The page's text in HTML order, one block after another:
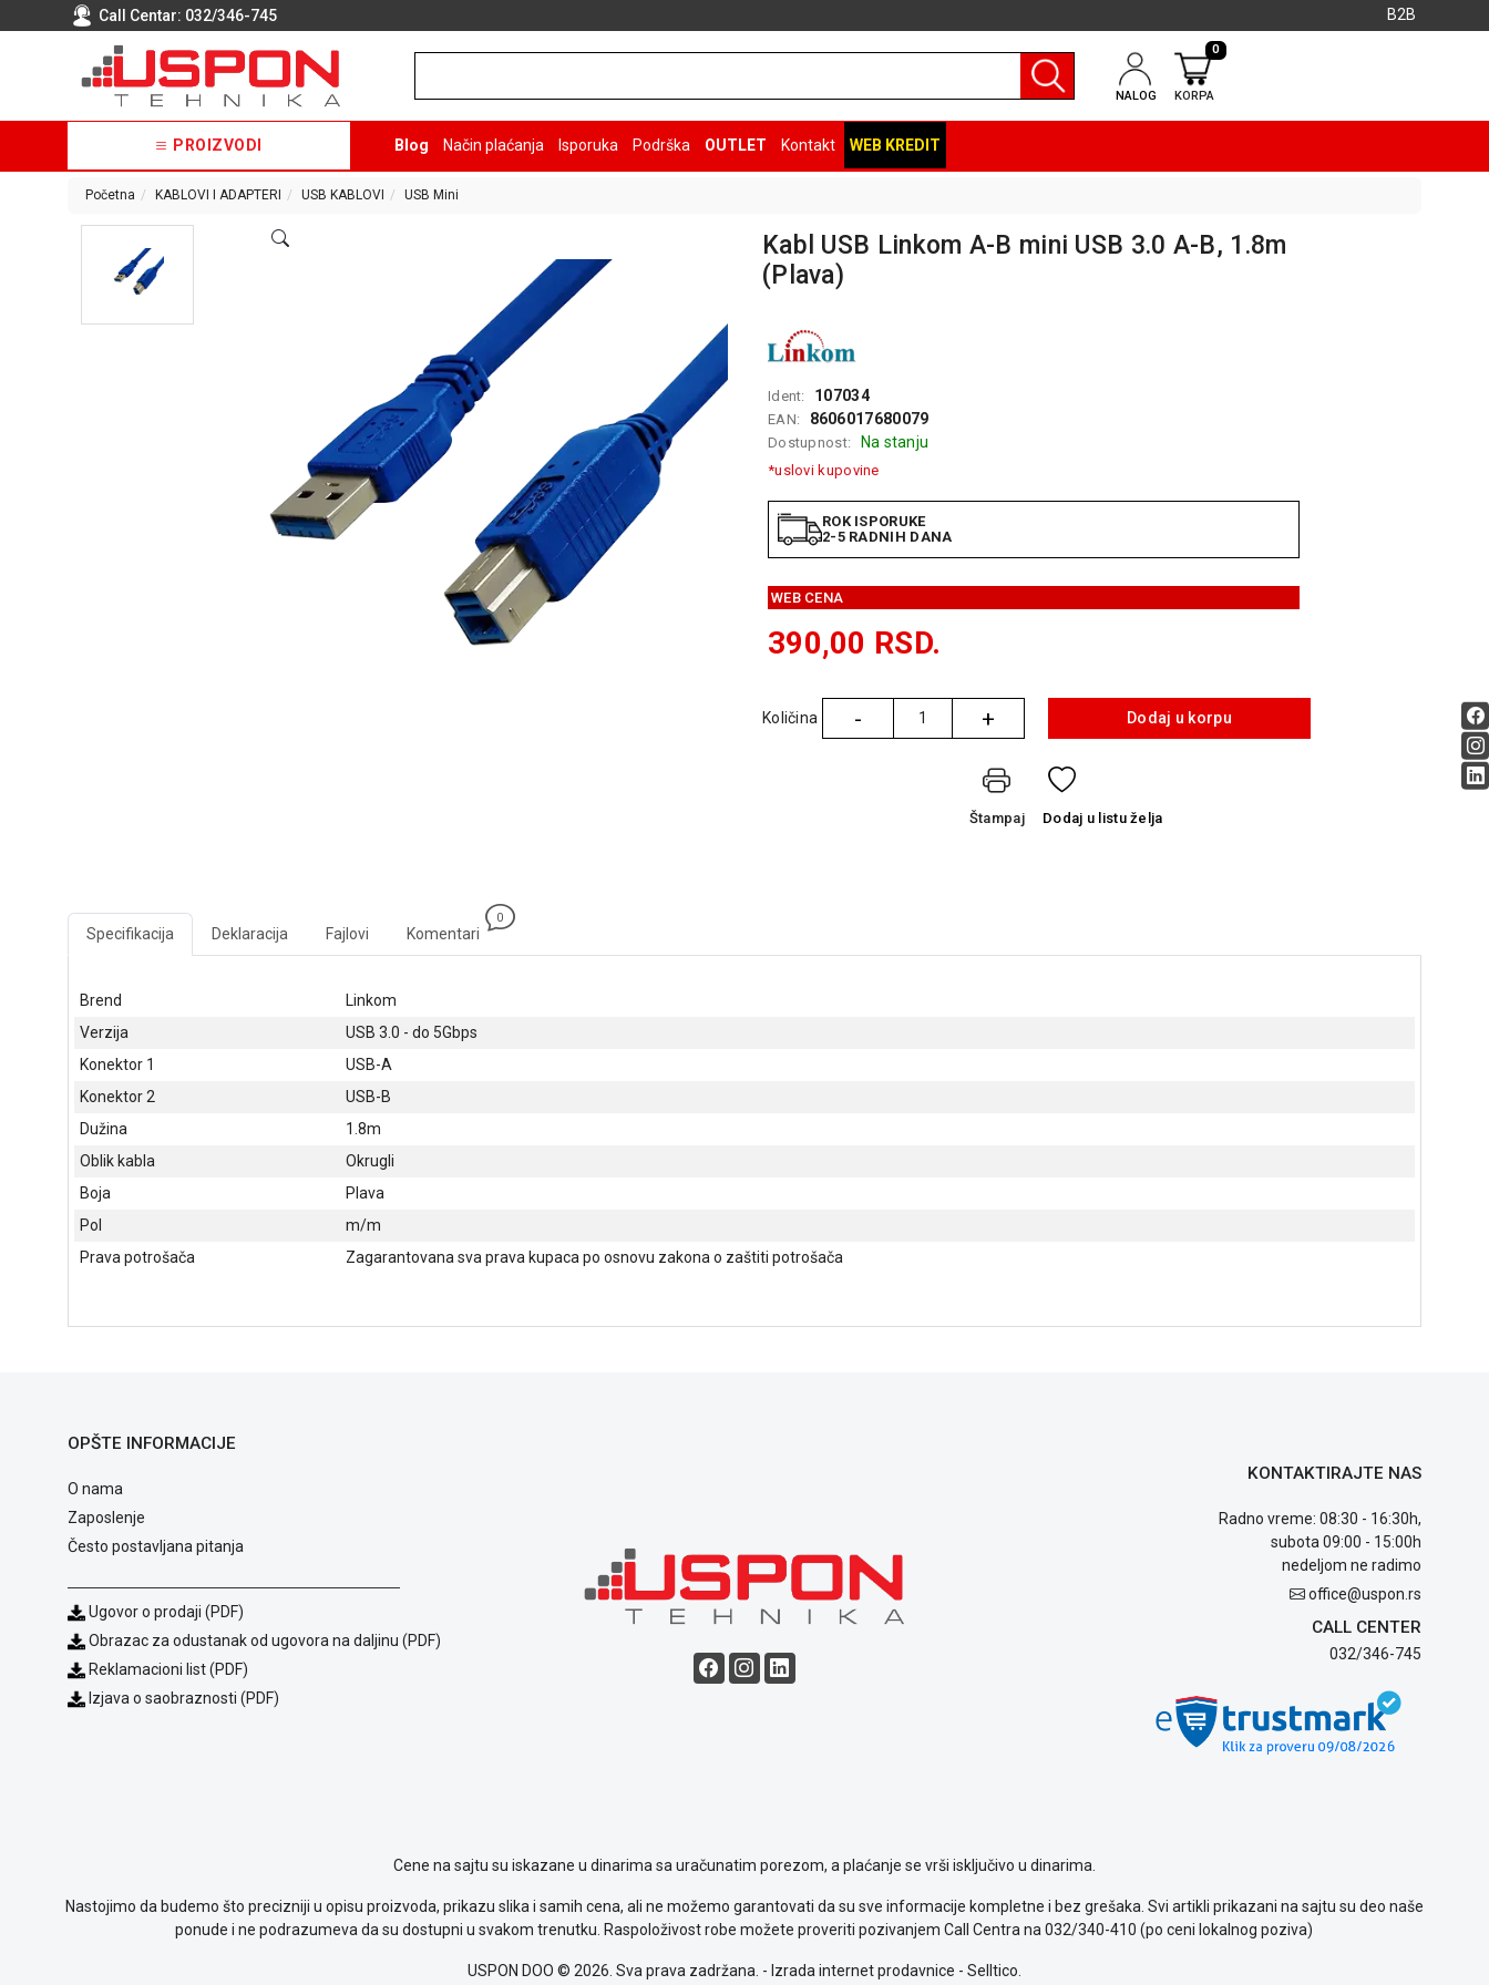
Call Centar: 032/346-745 B2B
NALOG KORPA
0
PROIZVODI Blog Način plaćanja Isporuka Podrška OUTLET Kontakt WEB KREDIT
Početna KABLOVI I ADAPTERI USB KABLOVI USB Mini
Kabl USB Linkom A-B mini USB 3.0 A-B, 1.8m
(Plava)
Ident: 107034
EAN: 8606017680079
Dostupnost: Na stanju
*uslovi kupovine
ROK ISPORUKE
2-5 RADNIH DANA
WEB CENA
390,00 RSD.
Količina - + Dodaj u korpu
Štampaj Dodaj u listu želja
Specifikacija Deklaracija Fajlovi Komentari
0
Brend
Linkom
Verzija
USB 3.0 - do 5Gbps
Konektor 1
USB-A
Konektor 2
USB-B
Dužina
1.8m
Oblik kabla
Okrugli
Boja
Plava
Pol
m/m
Prava potrošača
Zagarantovana sva prava kupaca po osnovu zakona o zaštiti potrošača
OPŠTE INFORMACIJE
O nama
Zaposlenje
Često postavljana pitanja
Ugovor o prodaji (PDF)
Obrazac za odustanak od ugovora na daljinu (PDF)
Reklamacioni list (PDF)
Izjava o saobraznosti (PDF)
KONTAKTIRAJTE NAS
Radno vreme: 08:30 - 16:30h,
subota 09:00 - 15:00h
nedeljom ne radimo
office@uspon.rs
CALL CENTER
032/346-745
Cene na sajtu su iskazane u dinarima sa uračunatim porezom, a plaćanje se vrši isključivo u dinarima.
Nastojimo da budemo što precizniji u opisu proizvoda, prikazu slika i samih cena, ali ne možemo garantovati da su sve informacije kompletne i bez grešaka. Svi artikli prikazani na sajtu su deo naše
ponude i ne podrazumeva da su dostupni u svakom trenutku. Raspoloživost robe možete proveriti pozivanjem Call Centra na 032/340-410 (po ceni lokalnog poziva)
USPON DOO © 2026. Sva prava zadržana. - Izrada internet prodavnice - Selltico.